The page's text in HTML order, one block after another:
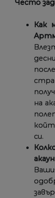
Често
Как
на
си.